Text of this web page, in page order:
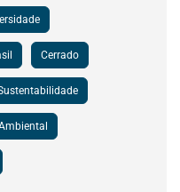
Cerrado